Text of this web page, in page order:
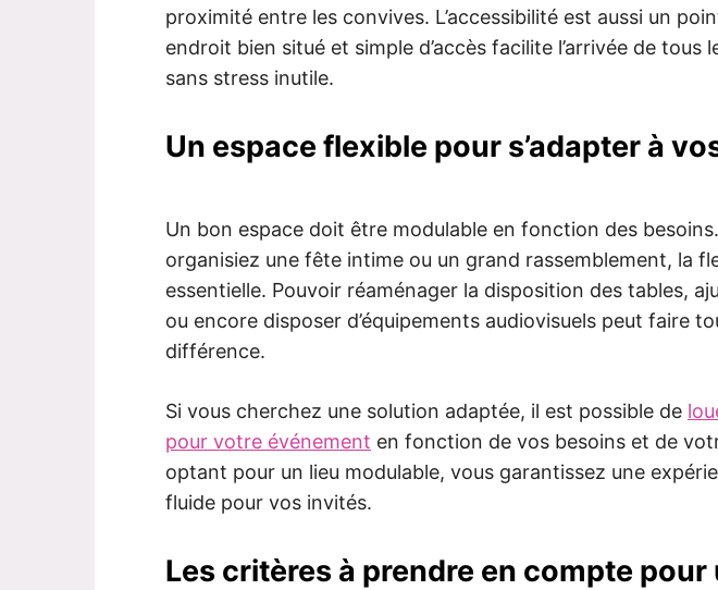
proximité entre les convives. L’accessibilité est aussi un
endroit bien situé et simple d’accès facilite l’arrivée de tous
sans stress inutile.
Un espace flexible pour s’adapter à
Un bon espace doit être modulable en fonction des
organisiez une fête intime ou un grand rassemblement, la
essentielle. Pouvoir réaménager la disposition des tables,
ou encore disposer d’équipements audiovisuels peut faire
différence.
Si vous cherchez une solution adaptée, il est possible de
pour votre événement en fonction de vos besoins et de
optant pour un lieu modulable, vous garantissez une
fluide pour vos invités.
Les critères à prendre en compte pour